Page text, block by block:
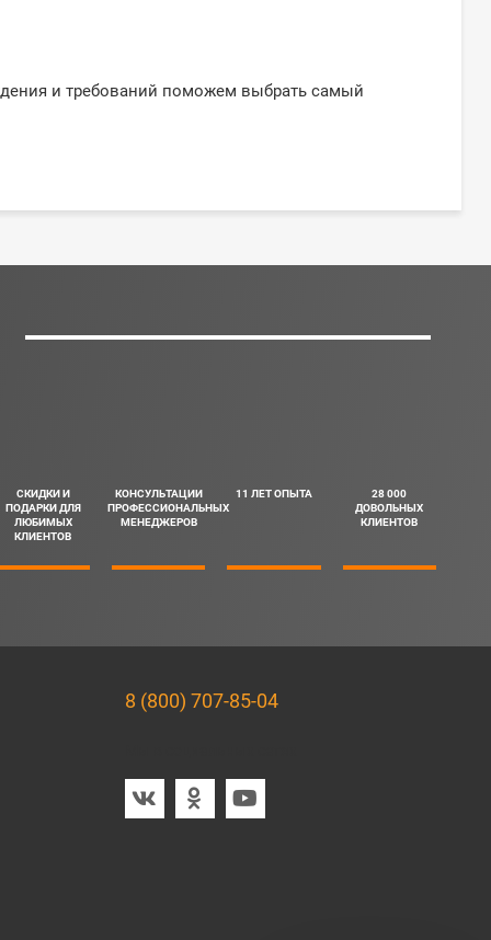
и требований поможем выбрать самый
СКИДКИ И
ПОДАРКИ ДЛЯ
ЛЮБИМЫХ
КЛИЕНТОВ
КОНСУЛЬТАЦИИ
ПРОФЕССИОНАЛЬНЫХ
МЕНЕДЖЕРОВ
11 ЛЕТ ОПЫТА
28 000
ДОВОЛЬНЫХ
КЛИЕНТОВ
8 (800) 707-85-04